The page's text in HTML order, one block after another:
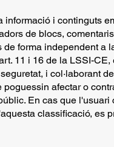
i continguts
de blocs,
forma independent a
11 i 16 de la LSSI-
i col·laborant
afectar o
En cas que
classificació, es